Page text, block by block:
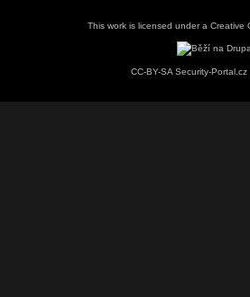
This work is licensed under a Creative
CC-BY-SA Security-